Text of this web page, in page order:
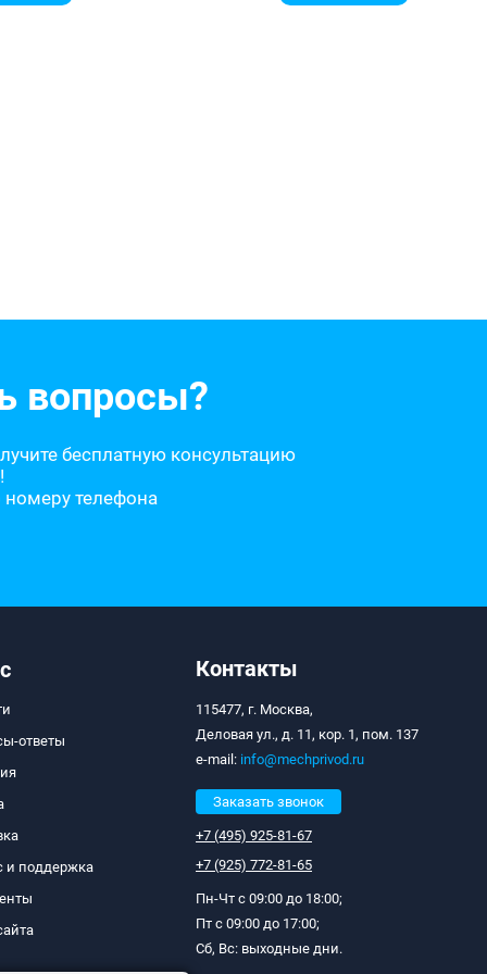
вопросы?
бесплатную консультацию
телефона
ответы
и поддержка
Контакты
115477, г. Москва,
Деловая ул., д. 11, кор. 1, пом. 137
e-mail: info@mechprivod.ru
Заказать звонок
+7 (495) 925-81-67
+7 (925) 772-81-65
Пн-Чт с 09:00 до 18:00;
Пт с 09:00 до 17:00;
Сб, Вс: выходные дни.